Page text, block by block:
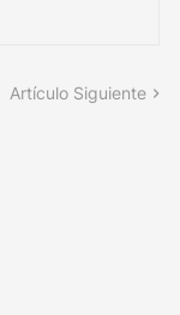
Artículo Siguiente